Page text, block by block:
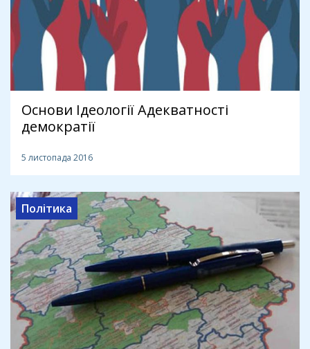
Основи Ідеології Адекватності
демократії
5 листопада 2016
Політика